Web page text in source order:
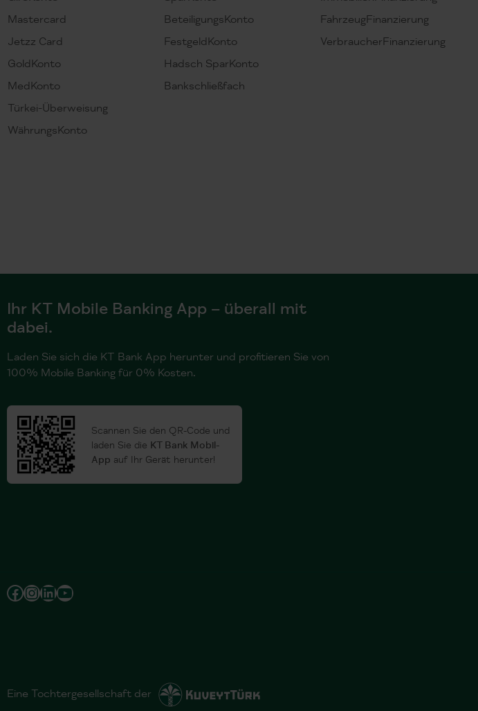
Mastercard
Jetzz Card
GoldKonto
MedKonto
Türkei-Überweisung
WährungsKonto
BeteiligungsKonto
FestgeldKonto
Hadsch SparKonto
Bankschließfach
FahrzeugFinanzierung
VerbraucherFinanzierung
Ihr KT Mobile Banking App – überall mit
dabei.
Laden Sie sich die KT Bank App herunter und profitieren Sie von
100% Mobile Banking für 0% Kosten.
Scannen Sie den QR-Code und
laden Sie die
KT Bank Mobil-
App auf Ihr Gerät herunter!
Facebook
Instagram
LinkedIn
YouTube
Eine Tochtergesellschaft der